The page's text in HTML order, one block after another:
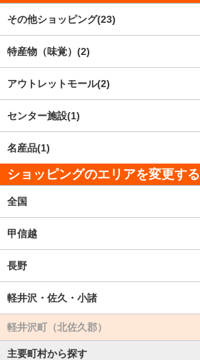
その他ショッピング(23)
特産物（味覚）(2)
アウトレットモール(2)
センター施設(1)
名産品(1)
ショッピングのエリアを変更する
全国
甲信越
長野
軽井沢・佐久・小諸
軽井沢町（北佐久郡）
主要町村から探す